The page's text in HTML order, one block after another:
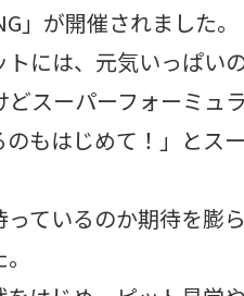
」が開催されました。
には、元気いっぱい
どスーパーフォーミュ
もはじめて！」とス
ているのか期待を膨